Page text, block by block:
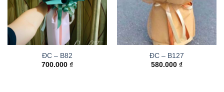
ĐC – B82
700.000 ₫
ĐC – B127
580.000 ₫